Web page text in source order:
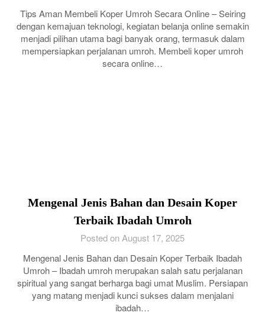
Tips Aman Membeli Koper Umroh Secara Online – Seiring
dengan kemajuan teknologi, kegiatan belanja online semakin
menjadi pilihan utama bagi banyak orang, termasuk dalam
mempersiapkan perjalanan umroh. Membeli koper umroh
secara online…
Mengenal Jenis Bahan dan Desain Koper
Terbaik Ibadah Umroh
Posted on August 17, 2025
Mengenal Jenis Bahan dan Desain Koper Terbaik Ibadah
Umroh – Ibadah umroh merupakan salah satu perjalanan
spiritual yang sangat berharga bagi umat Muslim. Persiapan
yang matang menjadi kunci sukses dalam menjalani
ibadah…